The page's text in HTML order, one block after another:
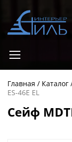
Главная Каталог
ES-46E EL
Сейф